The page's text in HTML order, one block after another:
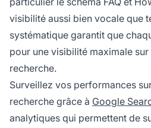
visibilité aussi bien vocale que
systématique garantit que
pour une visibilité maximale
recherche.
Surveillez vos performances
recherche grâce à Google
analytiques qui permettent de